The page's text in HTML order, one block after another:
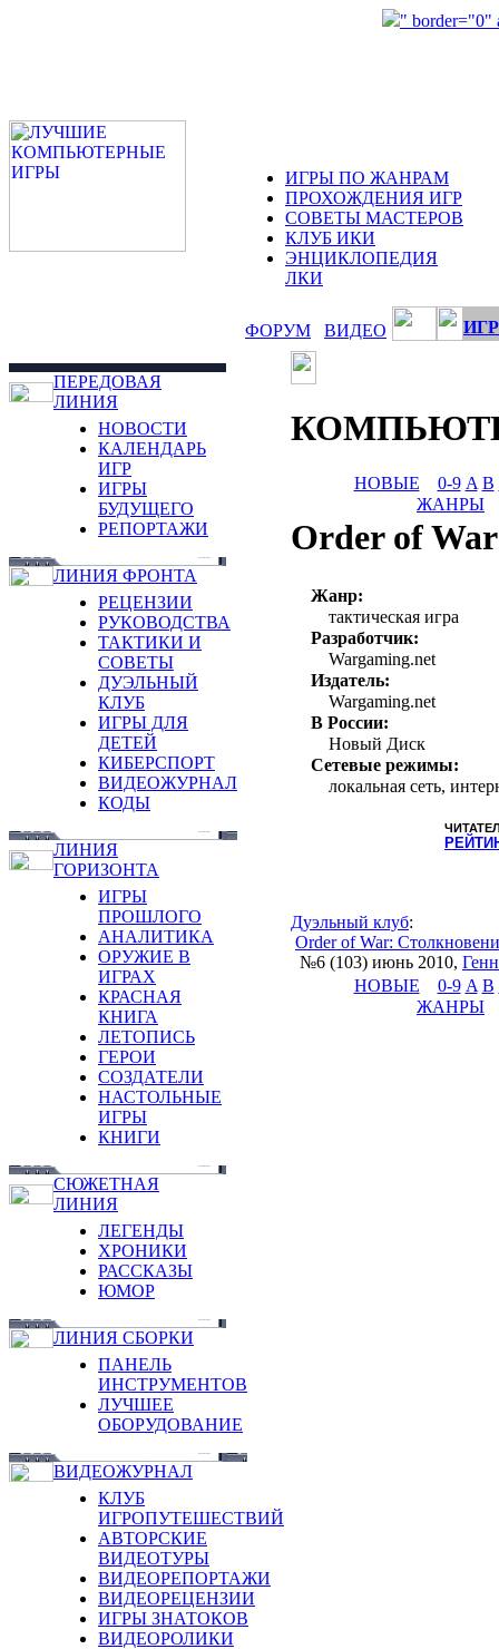
" border="0"
ИГРЫ ПО ЖАНРАМ
ПРОХОЖДЕНИЯ ИГР
СОВЕТЫ МАСТЕРОВ
КЛУБ ИКИ
ЭНЦИКЛОПЕДИЯ
ЛКИ
ФОРУМ ВИДЕО
ПЕРЕДОВАЯ
ЛИНИЯ
НОВОСТИ
КАЛЕНДАРЬ
ИГР
ИГРЫ
БУДУЩЕГО
РЕПОРТАЖИ
ЛИНИЯ ФРОНТА
РЕЦЕНЗИИ
РУКОВОДСТВА
ТАКТИКИ И
СОВЕТЫ
ДУЭЛЬНЫЙ
КЛУБ
ИГРЫ ДЛЯ
ДЕТЕЙ
КИБЕРСПОРТ
ВИДЕОЖУРНАЛ
КОДЫ
ЛИНИЯ
ГОРИЗОНТА
ИГРЫ
ПРОШЛОГО
АНАЛИТИКА
ОРУЖИЕ В
ИГРАХ
КРАСНАЯ
КНИГА
ЛЕТОПИСЬ
ГЕРОИ
СОЗДАТЕЛИ
НАСТОЛЬНЫЕ
ИГРЫ
КНИГИ
СЮЖЕТНАЯ
ЛИНИЯ
ЛЕГЕНДЫ
ХРОНИКИ
РАССКАЗЫ
ЮМОР
ЛИНИЯ СБОРКИ
ПАНЕЛЬ
ИНСТРУМЕНТОВ
ЛУЧШЕЕ
ОБОРУДОВАНИЕ
ВИДЕОЖУРНАЛ
КЛУБ
ИГРОПУТЕШЕСТВИЙ
АВТОРСКИЕ
ВИДЕОТУРЫ
ВИДЕОРЕПОРТАЖИ
ВИДЕОРЕЦЕНЗИИ
ИГРЫ ЗНАТОКОВ
ВИДЕОРОЛИКИ
НОВЫЕ 0-9 A B
ЖАНРЫ
Order of
Жанр:
тактическая игра
Разработчик:
Wargaming.net
Издатель:
Wargaming.net
В России:
Новый Диск
Сетевые режимы:
локальная сеть,
Дуэльный клуб:
Order of War:
№6 (103) июнь 2010,
НОВЫЕ
0-9 A B
ЖАНРЫ